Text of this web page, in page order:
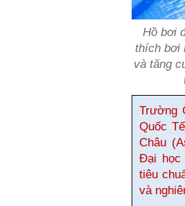
Hồ bơi
thích bơi
và tăng
Trường
Quốc
Châu
Đại học
tiêu
và